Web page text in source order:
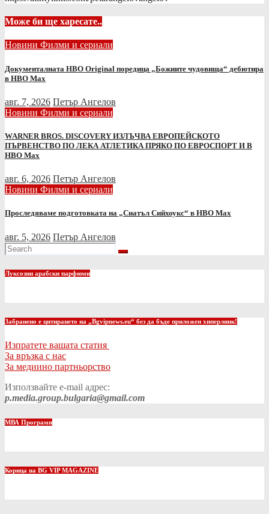
Може би ще харесате..
Новини Филми и сериали
Документалната HBO Original поредица „Божиите чудовища“ дебютира
в HBO Max
авг. 7, 2026 Петър Ангелов
Новини Филми и сериали
WARNER BROS. DISCOVERY ИЗЛЪЧВА ЕВРОПЕЙСКОТО
ПЪРВЕНСТВО ПО ЛЕКА АТЛЕТИКА ПРЯКО ПО ЕВРОСПОРТ И В
НВО Мах
авг. 6, 2026 Петър Ангелов
Новини Филми и сериали
Проследяваме подготовката на „Сиатъл Сийхоукс“ в HBO Max
авг. 5, 2026 Петър Ангелов
Луксозни арабски парфюми
Забранено е цитирането на „Bgvipnews.eu“ без да бъде приложен хиперлинк!
Изпратете вашата статия
За връзка с нас
За медиино партньорство
Използвайте e-mail адрес:
p.media.group.bulgaria@gmail.com
МВА Програми
Корица на BG VIP MAGAZINE